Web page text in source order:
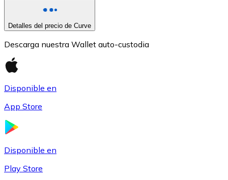
Detalles del precio de Curve
Descarga nuestra Wallet auto-custodia
Disponible en
App Store
Disponible en
Play Store